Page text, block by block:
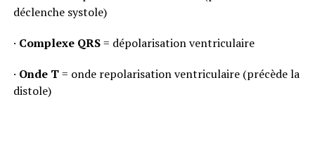
déclenche systole)
· Complexe QRS= dépolarisation ventriculaire
· Onde T= onde repolarisation ventriculaire (précède la
distole)